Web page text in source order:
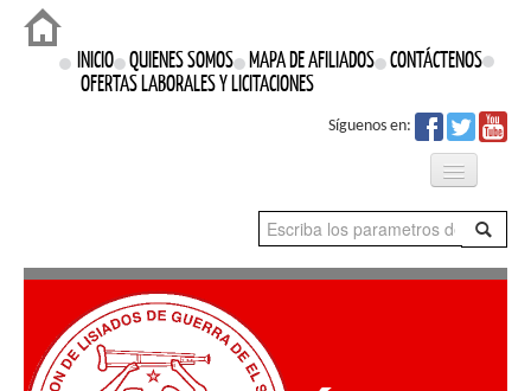
Login
INICIO QUIENES SOMOS MAPA DE AFILIADOS CONTÁCTENOS
OFERTAS LABORALES Y LICITACIONES
Síguenos en:
Proyectos
Prensa